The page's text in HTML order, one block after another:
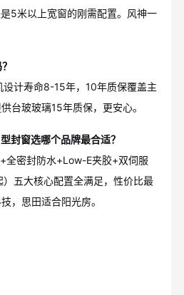
5米以上宽窗的刚需配置。风神一
计寿命8-15年，10年质保覆盖主
台玻玻璃15年质保，更安心。
封窗选哪个品牌最合适？
全密封防水+Low-E夹胶+双伺服
五大核心配置全满足，性价比最
，思田适合阳光房。